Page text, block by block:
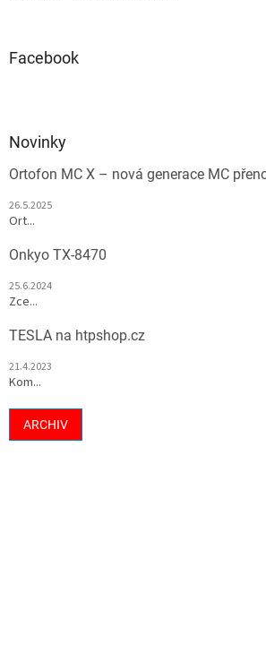
Facebook
Novinky
Ortofon MC X – nová generace MC
26.5.2025
Ort...
Onkyo TX-8470
25.6.2024
Zce...
TESLA na htpshop.cz
21.4.2023
Kom...
ARCHIV